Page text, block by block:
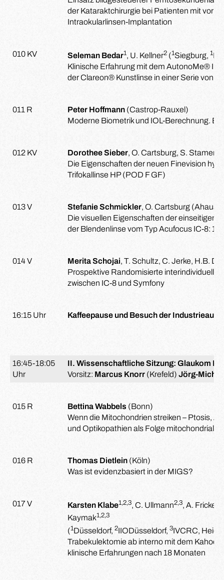
der Kataraktchirurgie bei Patienten mit
Intraokularlinsen-Implantation
010 KV Seleman Bedar1, U. Kellner2 (1Siegburg, 1
Klinische Erfahrung mit dem AutonoMe®
der Clareon® Kunstlinse in einer Serie von
011 R Peter Hoffmann (Castrop-Rauxel)
Moderne Biometrik und IOL-Berechnung.
012 KV Dorothee Sieber, O. Cartsburg, S.
Die Eigenschaften der neuen Finevision
Trifokallinse HP (POD F GF)
013 V Stefanie Schmickler, O. Cartsburg (Ahaus)
Die visuellen Eigenschaften der einseitigen
der Blendenlinse vom Typ Acufocus IC-8: 1-
014 V Merita Schojai, T. Schultz, C. Jerke, H.B.
Prospektive Randomisierte interindividuelle
zwischen IC-8 und Symfony
16:15 Uhr Kaffeepause und Besuch der
16:45-18:05
Uhr
II. Wissenschaftliche Sitzung: Glaukom I
Vorsitz: Marcus Knorr (Krefeld) Jörg-
015 R Bettina Wabbels (Bonn)
Wenn die Mitochondrien streiken – Ptosis,
und Optikopathien als Folge mitochondrialer
016 R Thomas Dietlein (Köln)
Was ist evidenzbasiert in der MIGS?
017 V Karsten Klabe1,2,3, C. Ullmann2,3, A. Fricke
Kaymak1,2,3
(1Düsseldorf, 2IIODüsseldorf, 3IVCRC,
Trabekulektomie ab interno mit dem Kahook
klinische Erfahrungen nach 18 Monaten